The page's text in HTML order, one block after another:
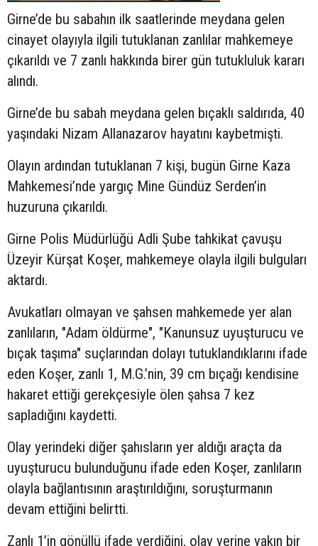
Girne’de bu sabahın ilk saatlerinde meydana gelen
cinayet olayıyla ilgili tutuklanan zanlılar mahkemeye
çıkarıldı ve 7 zanlı hakkında birer gün tutukluluk kararı
alındı.
Girne’de bu sabah meydana gelen bıçaklı saldırıda, 40
yaşındaki Nizam Allanazarov hayatını kaybetmişti.
Olayın ardından tutuklanan 7 kişi, bugün Girne Kaza
Mahkemesi’nde yargıç Mine Gündüz Serden’in
huzuruna çıkarıldı.
Girne Polis Müdürlüğü Adli Şube tahkikat çavuşu
Üzeyir Kürşat Koşer, mahkemeye olayla ilgili bulguları
aktardı.
Avukatları olmayan ve şahsen mahkemede yer alan
zanlıların, "Adam öldürme", "Kanunsuz uyuşturucu ve
bıçak taşıma" suçlarından dolayı tutuklandıklarını ifade
eden Koşer, zanlı 1, M.G.’nin, 39 cm bıçağı kendisine
hakaret ettiği gerekçesiyle ölen şahsa 7 kez
sapladığını kaydetti.
Olay yerindeki diğer şahısların yer aldığı araçta da
uyuşturucu bulunduğunu ifade eden Koşer, zanlıların
olayla bağlantısının araştırıldığını, soruşturmanın
devam ettiğini belirtti.
Zanlı 1’in gönüllü ifade verdiğini, olay yerine yakın bir